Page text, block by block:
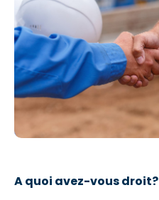
A quoi avez-vous droit?